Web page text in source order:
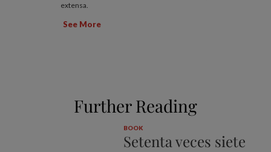
extensa.
See More
Further Reading
BOOK
Setenta veces siete